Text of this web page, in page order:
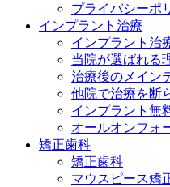
プライバシーポ
インプラント治療
インプラント治
当院が選ばれる
治療後のメイン
他院で治療を断
インプラント無
オールオンフォ
矯正歯科
矯正歯科
マウスピース矯